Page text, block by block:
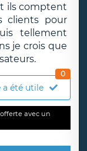
ils comptent
clients pour
tellement
je crois que
a été utile
0
avec un